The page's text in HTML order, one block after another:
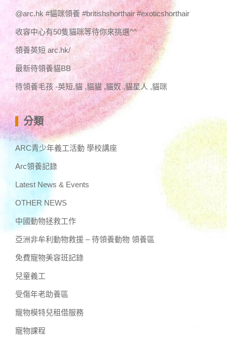
@arc.hk #貓咪領養 #britishshorthair #exoticshorthair
收容中心有50隻貓咪等待你來挑選^^
領養英短 arc.hk/
最新待領養貓BB
待領養毛孩 -英短,貓 ,貓貓 ,貓奴 ,貓星人 ,貓咪
分類
ARC青少年義工活動 學校講座
Arc領養記錄
Latest News & Events
OTHER NEWS
中國動物拯救工作
亞洲非牟利動物救援 – 待領養動物 領養區
免費寵物美容班記錄
兒童義工
受傷年老助養區
寵物模特兒租借服務
寵物課程